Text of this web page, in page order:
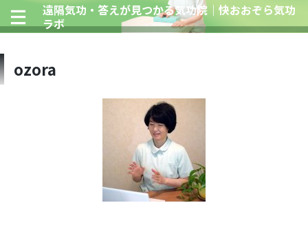
遠隔気功・答えが見つかる気功院｜快おおぞら気功
ラボ
ozora